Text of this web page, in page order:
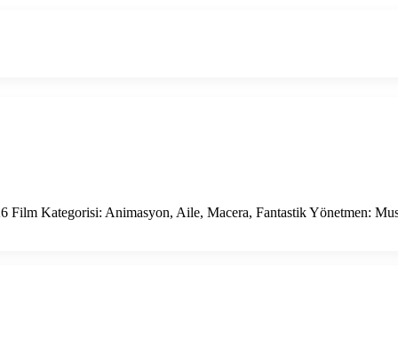
Film Kategorisi: Animasyon, Aile, Macera, Fantastik Yönetmen: